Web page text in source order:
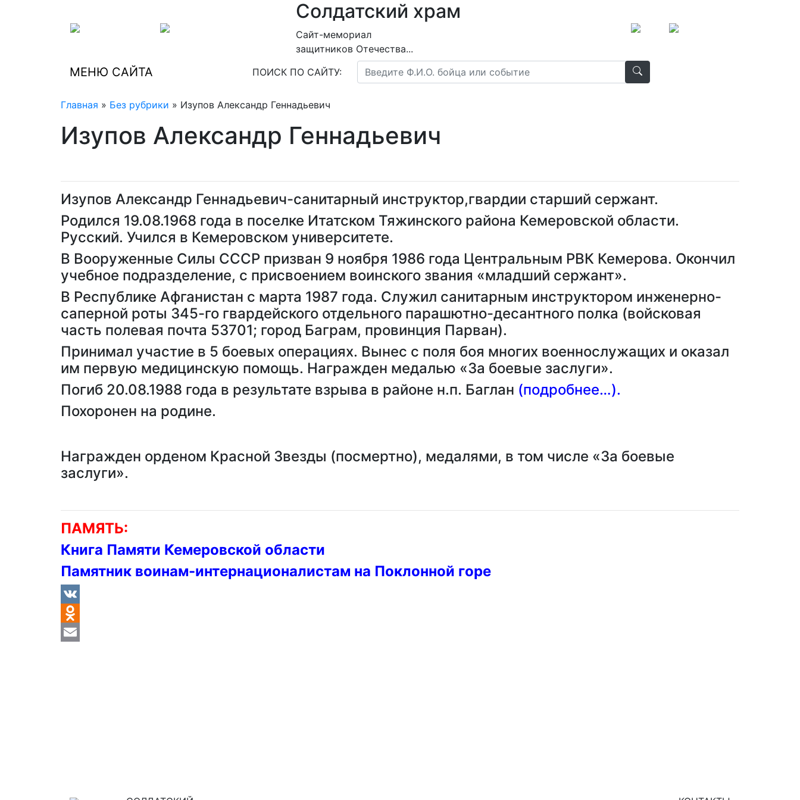
Солдатский храм
Сайт-мемориал
защитников Отечества...
МЕНЮ САЙТА ПОИСК ПО САЙТУ:
Главная » Без рубрики » Изупов Александр Геннадьевич
Изупов Александр Геннадьевич
Изупов Александр Геннадьевич-санитарный инструктор,гвардии старший сержант.
Родился 19.08.1968 года в поселке Итатском Тяжинского района Кемеровской области.
Русский. Учился в Кемеровском университете.
В Вооруженные Силы СССР призван 9 ноября 1986 года Центральным РВК Кемерова. Окончил
учебное подразделение, с присвоением воинского звания «младший сержант».
В Республике Афганистан с марта 1987 года. Служил санитарным инструктором инженерно-
саперной роты 345-го гвардейского отдельного парашютно-десантного полка (войсковая
часть полевая почта 53701; город Баграм, провинция Парван).
Принимал участие в 5 боевых операциях. Вынес с поля боя многих военнослужащих и оказал
им первую медицинскую помощь. Награжден медалью «За боевые заслуги».
Погиб 20.08.1988 года в результате взрыва в районе н.п. Баглан (подробнее…).
Похоронен на родине.
Награжден орденом Красной Звезды (посмертно), медалями, в том числе «За боевые
заслуги».
ПАМЯТЬ:
Книга Памяти Кемеровской области
Памятник воинам-интернационалистам на Поклонной горе
VK
Odnoklassniki